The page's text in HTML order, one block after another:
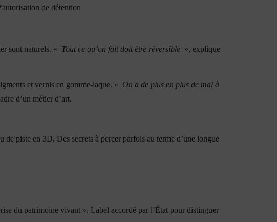
de détention
sont naturels. « Tout ce qu’on fait doit être réversible », explique
et vernis en gomme-laque. « On a de plus en plus de mal à
d’un métier d’art.
piste en 3D. Des secrets à percer parfois au terme d’une longue
du patrimoine vivant ». Label accordé par l’État pour distinguer